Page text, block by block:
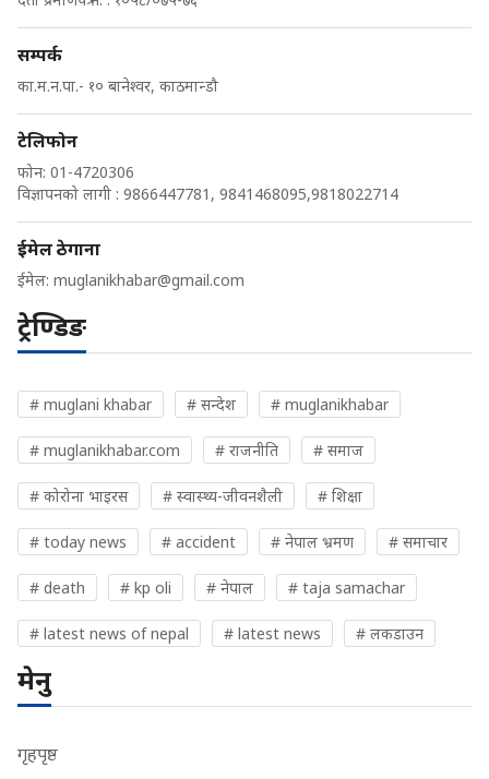
सम्पर्क
का.म.न.पा.- १० बानेश्वर, काठमान्डौ
टेलिफोन
फोन: 01-4720306
विज्ञापनको लागी : 9866447781, 9841468095,9818022714
ईमेल ठेगाना
ईमेल: muglanikhabar@gmail.com
ट्रेण्डिङ
# muglani khabar # सन्देश # muglanikhabar
# muglanikhabar.com # राजनीति # समाज
# कोरोना भाइरस # स्वास्थ्य-जीवनशैली # शिक्षा
# today news # accident # नेपाल भ्रमण # समाचार
# death # kp oli # नेपाल # taja samachar
# latest news of nepal # latest news # लकडाउन
मेनु
गृहपृष्ठ